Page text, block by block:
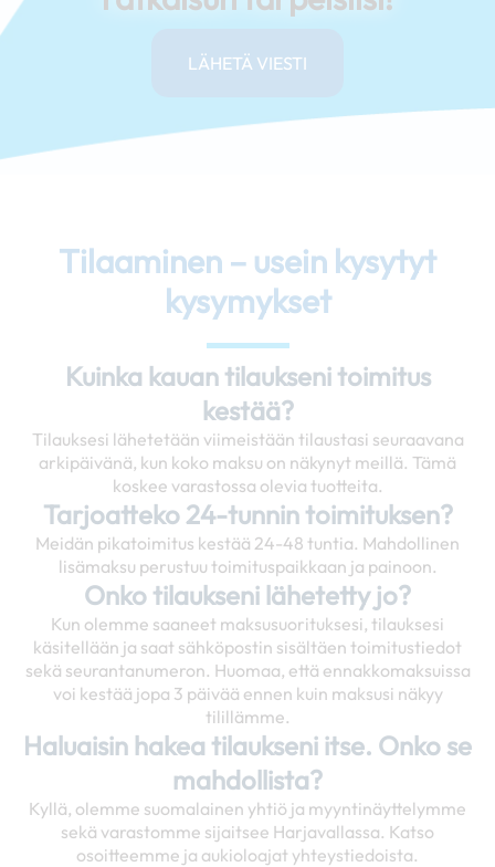
LÄHETÄ VIESTI
Tilaaminen – usein kysytyt
kysymykset
Kuinka kauan tilaukseni toimitus
kestää?
Tilauksesi lähetetään viimeistään tilaustasi seuraavana
arkipäivänä, kun koko maksu on näkynyt meillä. Tämä
koskee varastossa olevia tuotteita.
Tarjoatteko 24-tunnin toimituksen?
Meidän pikatoimitus kestää 24-48 tuntia. Mahdollinen
lisämaksu perustuu toimituspaikkaan ja painoon.
Onko tilaukseni lähetetty jo?
Kun olemme saaneet maksusuorituksesi, tilauksesi
käsitellään ja saat sähköpostin sisältäen toimitustiedot
sekä seurantanumeron. Huomaa, että ennakkomaksuissa
voi kestää jopa 3 päivää ennen kuin maksusi näkyy
tilillämme.
Haluaisin hakea tilaukseni itse. Onko se
mahdollista?
Kyllä, olemme suomalainen yhtiö ja myyntinäyttelymme
sekä varastomme sijaitsee Harjavallassa. Katso
osoitteemme ja aukioloajat yhteystiedoista.